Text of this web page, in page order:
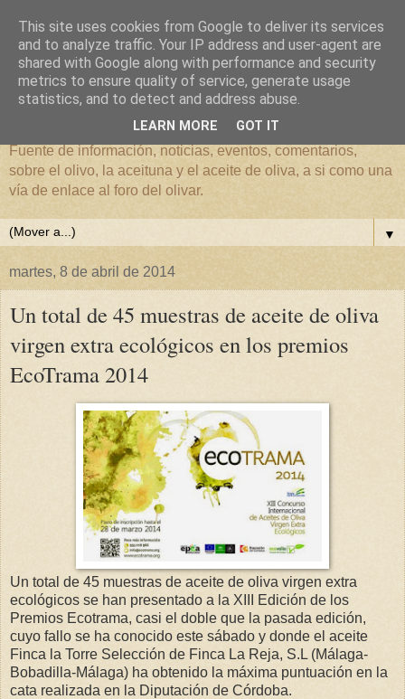
El mundo del Olivar
Fuente de información, noticias, eventos, comentarios,
sobre el olivo, la aceituna y el aceite de oliva, a si como una
vía de enlace al foro del olivar.
▼
martes, 8 de abril de 2014
Un total de 45 muestras de aceite de oliva
virgen extra ecológicos en los premios
EcoTrama 2014
Un total de 45 muestras de aceite de oliva virgen extra
ecológicos se han presentado a la XIII Edición de los
Premios Ecotrama, casi el doble que la pasada edición,
cuyo fallo se ha conocido este sábado y donde el aceite
Finca la Torre Selección de Finca La Reja, S.L (Málaga-
Bobadilla-Málaga) ha obtenido la máxima puntuación en la
cata realizada en la Diputación de Córdoba.
This site uses cookies from Google to deliver its services
and to analyze traffic. Your IP address and user-agent are
shared with Google along with performance and security
metrics to ensure quality of service, generate usage
statistics, and to detect and address abuse.
LEARN MORE GOT IT